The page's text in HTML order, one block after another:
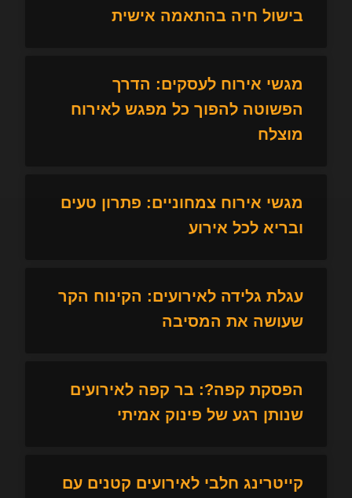
בישול חיה בהתאמה אישית
מגשי אירוח לעסקים: הדרך
הפשוטה להפוך כל מפגש לאירוח
מוצלח
מגשי אירוח צמחוניים: פתרון טעים
ובריא לכל אירוע
עגלת גלידה לאירועים: הקינוח הקר
שעושה את המסיבה
הפסקת קפה?: בר קפה לאירועים
שנותן רגע של פינוק אמיתי
קייטרינג חלבי לאירועים קטנים עם